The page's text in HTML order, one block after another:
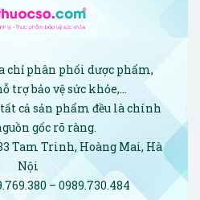
chỉ phân phối dược phẩm,
trợ bảo vệ sức khỏe,…
cả sản phẩm đều là chính
gốc rõ ràng.
Tam Trinh, Hoàng Mai, Hà
Nội
– 0989.730.484